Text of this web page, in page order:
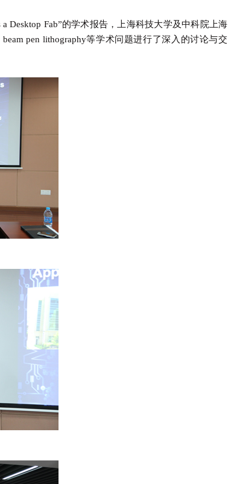
Desktop Fab”的学术报告，上海科技大学及中科院上海
pen lithography等学术问题进行了深入的讨论与交